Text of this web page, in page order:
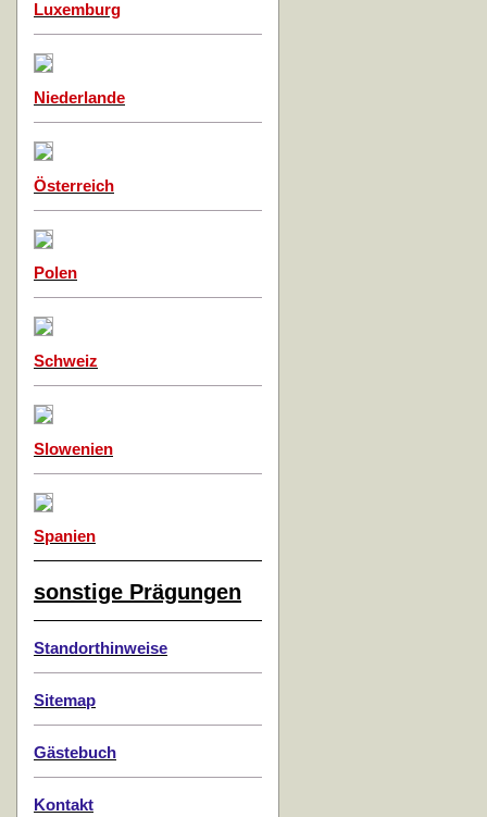
Luxemburg
Niederlande
Österreich
Polen
Schweiz
Slowenien
Spanien
sonstige Prägungen
Standorthinweise
Sitemap
Gästebuch
Kontakt